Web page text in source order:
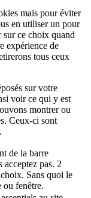
mais pour éviter
en utiliser un pour
sur ce choix quand
expérience de
tous ceux
sur votre
voir ce qui y est
montrer ou
Ceux-ci sont
de la barre
acceptez pas. 2
Sans quoi le
ou fenêtre.